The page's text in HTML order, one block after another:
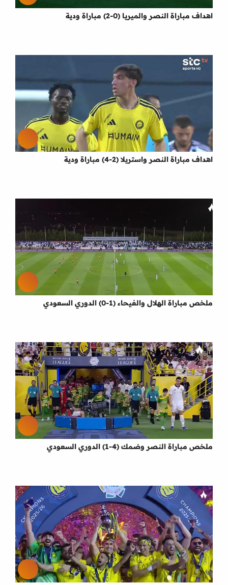
اهداف مباراة النصر والميريا (0-2) مباراة ودية
اهداف مباراة النصر واستريلا (2-4) مباراة ودية
ملخص مباراة الهلال والفيحاء (1-0) الدوري السعودي
ملخص مباراة النصر وضمك (4-1) الدوري السعودي